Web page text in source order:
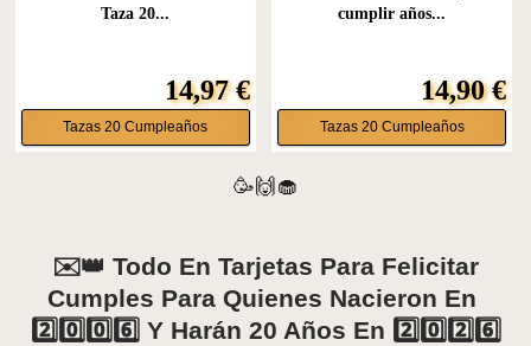
Taza 20...
14,97 €
Tazas 20 Cumpleaños
cumplir años...
14,90 €
Tazas 20 Cumpleaños
🥳🙌🧁
✉️👑 Todo En Tarjetas Para Felicitar
Cumples Para Quienes Nacieron En
2️⃣0️⃣0️⃣6️⃣ Y Harán 20 Años En 2️⃣0️⃣2️⃣6️⃣